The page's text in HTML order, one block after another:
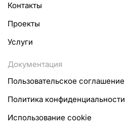
Контакты
Проекты
Услуги
Документация
Пользовательское соглашение
Политика конфиденциальности
Использование cookie